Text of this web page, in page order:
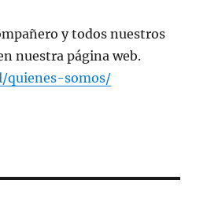
y todos nuestros
nuestra página web.
quienes-somos/